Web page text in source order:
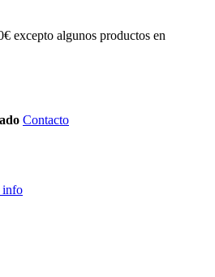
excepto algunos productos en
Contacto
info